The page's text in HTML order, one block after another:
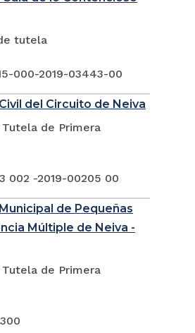
tutela
000-2019-03443-00
del Circuito de Neiva
de Primera
002 -2019-00205 00
de Pequeñas
Múltiple de Neiva -
de Primera